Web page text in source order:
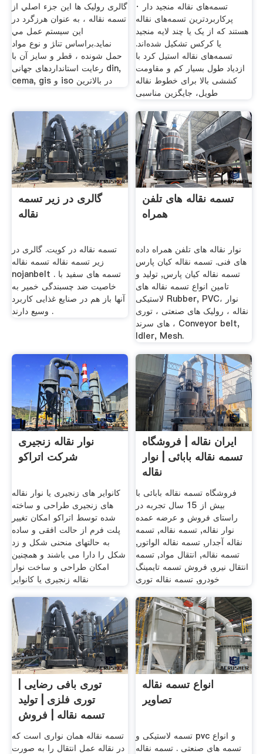
گالری رولیک ها اين جزء اصلي از
تسمه نقاله ، به عنوان هرزگرد در
اين سيستم عمل مي
نمايد.براساس تنا‍ژ و نوع مواد
حمل شونده ، قطر و سايز آن با
رعایت استانداردهای جهانی din,
cema, gis و iso در بالاترین
· تسمه‌های نقاله منجید دار
پرکاربردترین تسمه‌های نقاله
هستند که از یک یا چند لایه منجید
یا کرکس تشکیل شده‌اند.
تسمه‌های نقاله استیل کرد با
ازدیاد طول بسیار کم و مقاومت
کششی بالا برای خطوط نقاله
طویل، جایگزین مناسبی
گالری در زیر تسمه
نقاله
تسمه نقاله در کویت. گالری در
زیر تسمه نقاله تسمه نقاله
nojanbelt . تسمه های سفید با
خاصیت ضد چسبندگی خمیر به
آنها باز هم در صنایع غذایی کاربرد
وسیع دارند .
تسمه نقاله های تلفن
همراه
نوار نقاله های تلفن همراه داده
های فنی. تسمه نقاله کیان پارس
تسمه نقاله کیان پارس, تولید و
تامین انواع تسمه نقاله های
لاستیکی Rubber, PVC، نوار
نقاله ، رولیک های صنعتی ، توری
های سرند ، Conveyor belt,
Idler, Mesh.
نوار نقاله زنجیری
شرکت اتراکو
کانوایر های زنجیری یا نوار نقاله
های زنجیری طراحی و ساخته
شده توسط اتراکو امکان تغییر
پلت فرم از حالت افقی و ساده
به حالتهای منحنی شکل و زد
شکل را دارا می باشند و همچنین
امکان طراحی و ساخت نوار
نقاله زنجیری یا کانوایر
ایران نقاله | فروشگاه
تسمه نقاله بابائی | نوار
نقاله
فروشگاه تسمه نقاله بابائی با
بیش از 15 سال تجربه در
راستای فروش و عرضه عمده
نوار نقاله, تسمه نقاله, تسمه
نقاله آجدار, تسمه نقاله الواتور,
تسمه نقاله, انتقال مواد, تسمه
انتقال نیرو, فروش تسمه تایمینگ
خودرو, تسمه نقاله توری
توری بافی رضایی |
توری فلزی | تولید
تسمه نقاله | فروش
تسمه
تسمه نقاله همان نواری است که
در نقاله عمل انتقال را به صورت
انواع تسمه نقاله
تصاویر
تسمه لاستیکی و pvc و انواع
تسمه های صنعتی . تسمه نقاله